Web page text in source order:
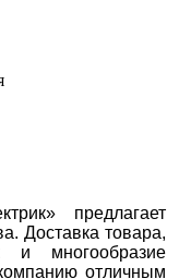
предлагает
Доставка товара,
и многообразие
отличным